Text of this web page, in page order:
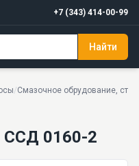
+7 (343) 414-00-99
Найти
/Смазочное обрудование,
ССД 0160-2